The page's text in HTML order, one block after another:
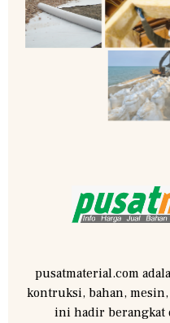
pusatmaterial.com
kontruksi, bahan,
ini hadir berangkat